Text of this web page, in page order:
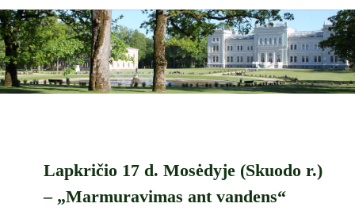
Lapkričio 17 d. Mosėdyje (Skuodo r.)
– „Marmuravimas ant vandens“